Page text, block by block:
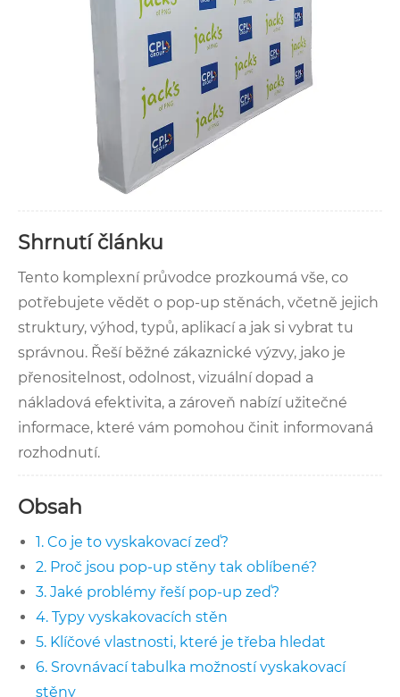
Shrnutí článku
Tento komplexní průvodce prozkoumá vše, co
potřebujete vědět o pop-up stěnách, včetně jejich
struktury, výhod, typů, aplikací a jak si vybrat tu
správnou. Řeší běžné zákaznické výzvy, jako je
přenositelnost, odolnost, vizuální dopad a
nákladová efektivita, a zároveň nabízí užitečné
informace, které vám pomohou činit informovaná
rozhodnutí.
Obsah
1. Co je to vyskakovací zeď?
2. Proč jsou pop-up stěny tak oblíbené?
3. Jaké problémy řeší pop-up zeď?
4. Typy vyskakovacích stěn
5. Klíčové vlastnosti, které je třeba hledat
6. Srovnávací tabulka možností vyskakovací
stěny